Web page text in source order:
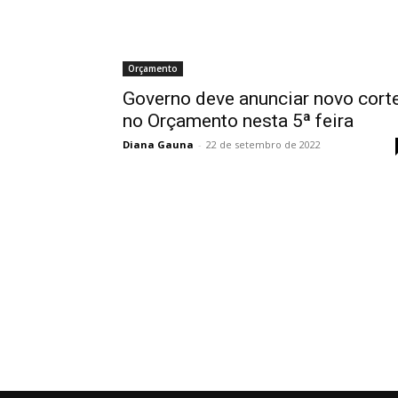
Orçamento
Governo deve anunciar novo
no Orçamento nesta 5ª feira
Diana Gauna - 22 de setembro de 2022